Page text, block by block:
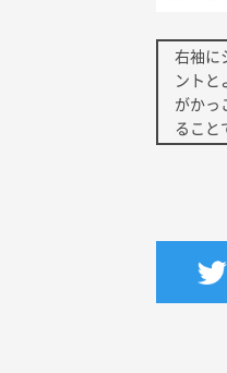
右袖に
ントと
がかっ
ること